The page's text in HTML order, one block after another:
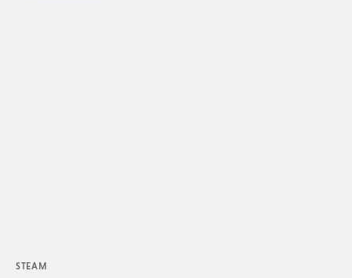
STEAM